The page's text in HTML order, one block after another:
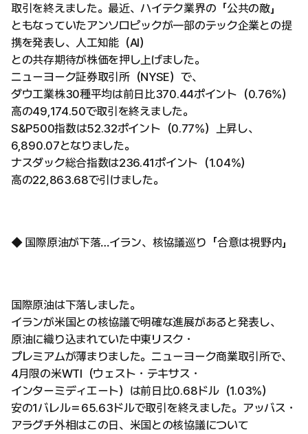
取引を終えました。最近、ハイテク業界の「公共の敵」
ともなっていたアンソロピックが一部のテック企業との提
携を発表し、人工知能（AI）
との共存期待が株価を押し上げました。
ニューヨーク証券取引所（NYSE）で、
ダウ工業株30種平均は前日比370.44ポイント（0.76%）
高の49,174.50で取引を終えました。
S&P500指数は52.32ポイント（0.77%）上昇し、
6,890.07となりました。
ナスダック総合指数は236.41ポイント（1.04%）
高の22,863.68で引けました。
◆ 国際原油が下落…イラン、核協議巡り「合意は視野内」
国際原油は下落しました。
イランが米国との核協議で明確な進展があると発表し、
原油に織り込まれていた中東リスク・
プレミアムが薄まりました。ニューヨーク商業取引所で、
4月限の米WTI（ウェスト・テキサス・
インターミディエート）は前日比0.68ドル（1.03%）
安の1バレル＝65.63ドルで取引を終えました。アッバス・
アラグチ外相はこの日、米国との核協議について